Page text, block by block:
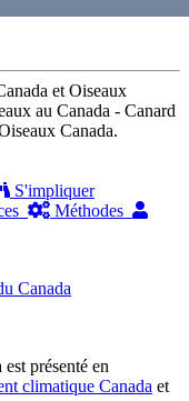
et Oiseaux
au Canada - Canard
Canada.
S'impliquer
Méthodes
Canada
présenté en
climatique Canada et